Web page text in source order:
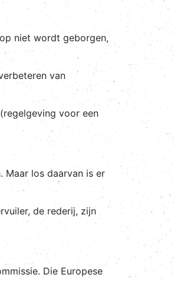
niet wordt geborgen,
van
voor een
Maar los daarvan is er
de rederij, zijn
Die Europese